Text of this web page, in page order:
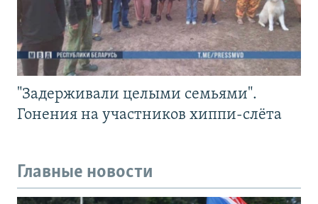
"Задерживали целыми семьями".
Гонения на участников хиппи-слёта
Главные новости